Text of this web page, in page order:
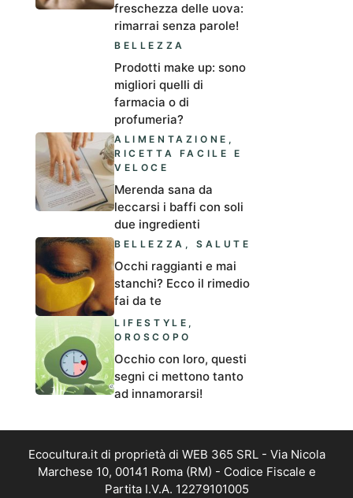
freschezza delle uova:
rimarrai senza parole!
BELLEZZA
Prodotti make up: sono
migliori quelli di
farmacia o di
profumeria?
ALIMENTAZIONE ,
RICETTA FACILE E
VELOCE
Merenda sana da
leccarsi i baffi con soli
due ingredienti
BELLEZZA ,SALUTE
Occhi raggianti e mai
stanchi? Ecco il rimedio
fai da te
LIFESTYLE ,
OROSCOPO
Occhio con loro, questi
segni ci mettono tanto
ad innamorarsi!
Ecocultura.it di proprietà di WEB 365 SRL - Via Nicola
Marchese 10, 00141 Roma (RM) - Codice Fiscale e
Partita I.V.A. 12279101005